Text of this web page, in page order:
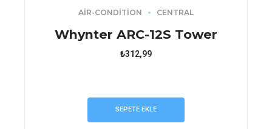
AIR-CONDITION CENTRAL
Whynter ARC-12S Tower
₺312,99
SEPETE EKLE